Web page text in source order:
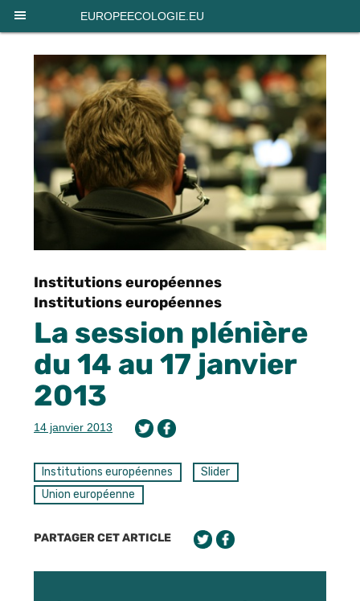
EUROPEECOLOGIE.EU
Institutions européennes
Institutions européennes
La session plénière
du 14 au 17 janvier
2013
14 janvier 2013
Institutions européennes
Slider
Union européenne
PARTAGER CET ARTICLE